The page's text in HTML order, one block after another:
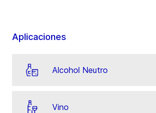
Aplicaciones
Alcohol Neutro
Vino